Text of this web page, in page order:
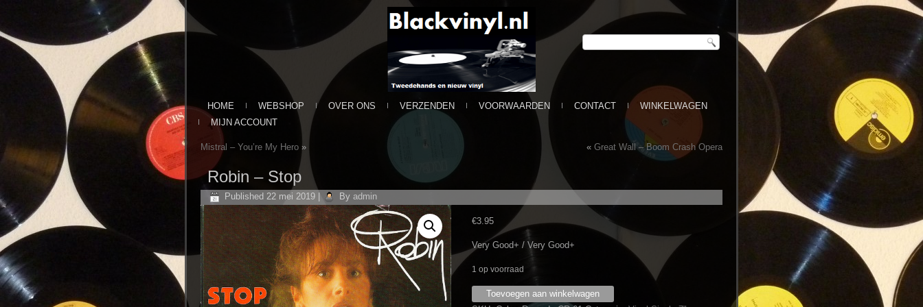
HOME WEBSHOP OVER ONS VERZENDEN VOORWAARDEN CONTACT
WINKELWAGEN
MIJN ACCOUNT
Mistral – You’re My Hero» « Great Wall – Boom Crash Opera
Robin – Stop
Published 22 mei 2019| By admin
€3.95
Very Good+ / Very Good+
1 op voorraad
RobinToevoegen aan winkelwagen